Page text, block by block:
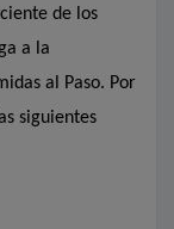
de los
a la
al Paso. Por
siguientes